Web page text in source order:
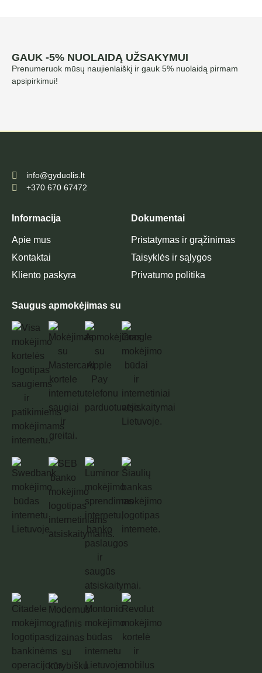
GAUK -5% NUOLAIDĄ UŽSAKYMUI
Prenumeruok mūsų naujienlaiškį ir gauk 5% nuolaidą pirmam
apsipirkimui!
info@gyduolis.lt
+370 670 67472
Informacija
Apie mus
Kontaktai
Kliento paskyra
Dokumentai
Pristatymas ir grąžinimas
Taisyklės ir sąlygos
Privatumo politika
Saugus apmokėjimas su